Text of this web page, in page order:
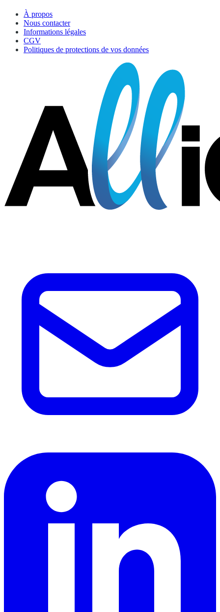
À propos
Nous contacter
Informations légales
CGV
Politiques de protections de vos données